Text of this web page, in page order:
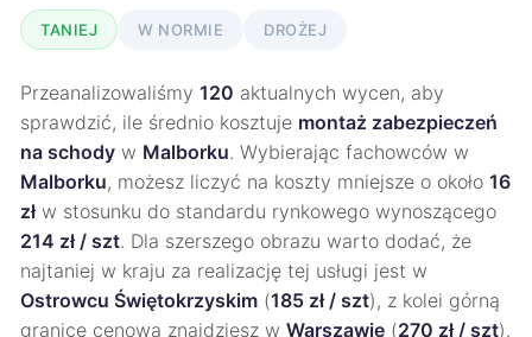
TANIEJ W NORMIE DROŻEJ
Przeanalizowaliśmy 120 aktualnych wycen, aby
sprawdzić, ile średnio kosztuje montaż zabezpieczeń
na schody w Malborku. Wybierając fachowców w
Malborku, możesz liczyć na koszty mniejsze o około 16
złw stosunku do standardu rynkowego wynoszącego
214 zł / szt. Dla szerszego obrazu warto dodać, że
najtaniej w kraju za realizację tej usługi jest w
Ostrowcu Świętokrzyskim (185 zł / szt), z kolei górną
granicę cenową znajdziesz w Warszawie (270 zł / szt).